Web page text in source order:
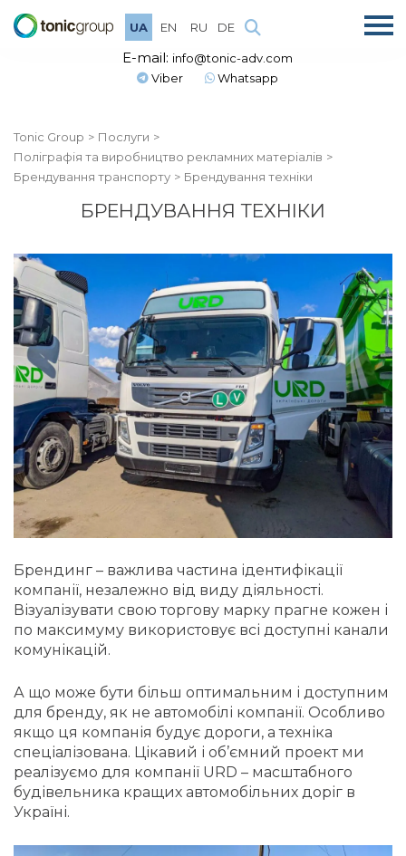
UA EN RU DE
E-mail: info@tonic-adv.com
Viber
Whatsapp
Tonic Group
Послуги
Поліграфія та виробництво рекламних матеріалів
Брендування транспорту
Брендування техніки
БРЕНДУВАННЯ ТЕХНІКИ
Брендинг – важлива частина ідентифікації
компанії, незалежно від виду діяльності.
Візуалізувати свою торгову марку прагне кожен і
по максимуму використовує всі доступні канали
комунікацій.
А що може бути більш оптимальним і доступним
для бренду, як не автомобілі компанії. Особливо
якщо ця компанія будує дороги, а техніка
спеціалізована. Цікавий і об’ємний проект ми
реалізуємо для компанії URD – масштабного
будівельника кращих автомобільних доріг в
Україні.